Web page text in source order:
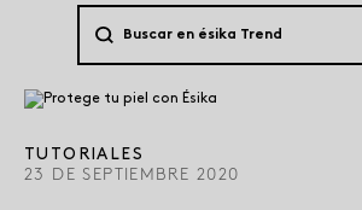
TUTORIALES
23 DE SEPTIEMBRE 2020